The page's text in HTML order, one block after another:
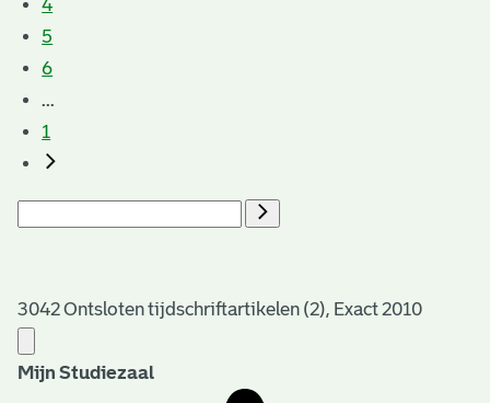
4
5
6
...
1
3042 Ontsloten tijdschriftartikelen (2), Exact 2010
Mijn Studiezaal